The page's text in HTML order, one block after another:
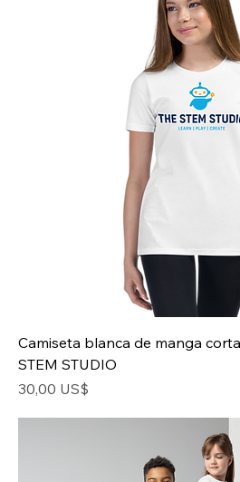
Camiseta blanca de manga
STEM STUDIO
Precio
30,00 US$